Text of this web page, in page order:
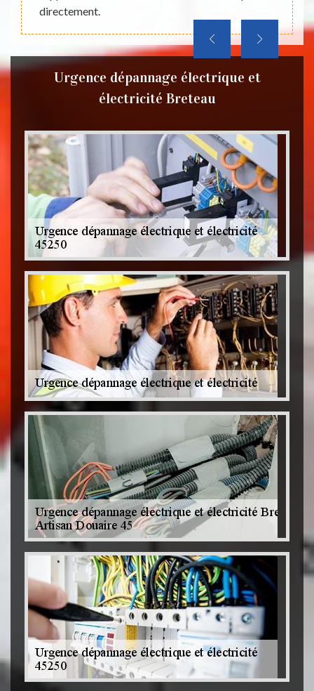
directement.
web.
Urgence dépannage électrique et
électricité Breteau